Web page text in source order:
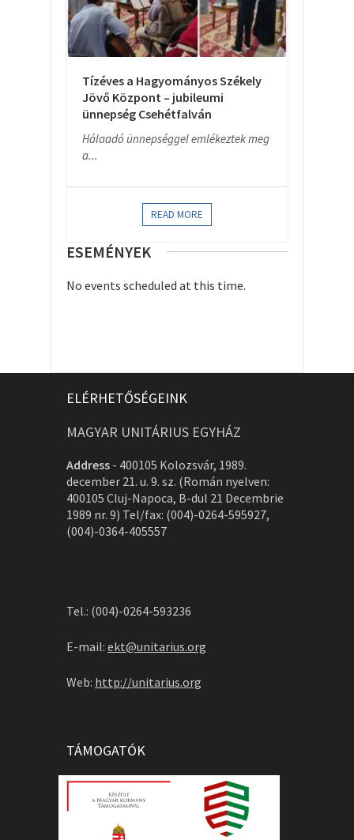
Tízéves a Hagyományos Székely
Jövő Központ – jubileumi
ünnepség Csehétfalván
Hálaadó ünnepséggel emlékeztek meg
a...
READ MORE
ESEMÉNYEK
No events scheduled at this time.
ELÉRHETŐSÉGEINK
MAGYAR UNITÁRIUS EGYHÁZ
Address - 400105 Kolozsvár, 1989.
december 21. u. 9. sz. (Román nyelven:
400105 Cluj-Napoca, B-dul 21 Decembrie
1989 nr. 9) Tel/fax: (004)-0264-595927,
(004)-0364-405557
Tel.: (004)-0264-593236
E-mail: ekt@unitarius.org
Web: http://unitarius.org
TÁMOGATÓK